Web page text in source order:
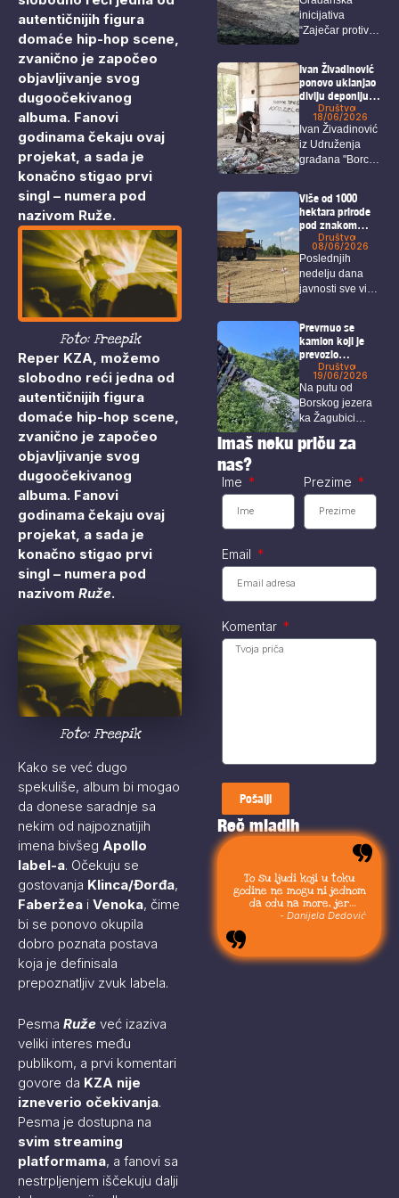
autentičnijih figura
domaće hip-hop scene,
zvanično je započeo
objavljivanje svog
dugoočekivanog
albuma. Fanovi
godinama čekaju ovaj
projekat, a sada je
konačno stigao prvi
singl – numera pod
nazivom Ruže.
Foto: Freepik
Reper KZA, možemo
slobodno reći jedna od
autentičnijih figura
domaće hip-hop scene,
zvanično je započeo
objavljivanje svog
dugoočekivanog
albuma. Fanovi
godinama čekaju ovaj
projekat, a sada je
konačno stigao prvi
singl – numera pod
nazivom Ruže.
Foto: Freepik
Kako se već dugo
spekuliše, album bi mogao
da donese saradnje sa
nekim od najpoznatijih
imena bivšeg Apollo
label-a. Očekuju se
gostovanja Klinca/Đorđa,
Faberžea i Venoka, čime
bi se ponovo okupila
dobro poznata postava
koja je definisala
prepoznatljiv zvuk labela.
Pesma Ruže već izaziva
veliki interes među
publikom, a prvi komentari
govore da KZA nije
izneverio očekivanja.
Pesma je dostupna na
svim streaming
platformama, a fanovi sa
nestrpljenjem iščekuju dalji
rudarenja
nadomak
Zaječara
inicijativa
“Zaječar protiv
želim da se
selim”...
Ivan Živadinović
ponovo uklanjao
divlju deponiju
koja ugrožava i
zdravlje i
bezbednost
građana Bora
Društvo
18/06/2026
Ivan Živadinović
iz Udruženja
građana "Borci
Više od 1000
hektara prirode
pod znakom
pitanja: U planu
je izgradnja
velikog
rudarskog
kompleksa u
Društvo
08/06/2026
Poslednjih
nedelju dana
javnosti sve više
Prevrnuo se
kamion koji je
prevozio
džinovsku elisu
za vetropark
kineskih
investitora na
Crnom vrhu kod
Borskog jezera
Društvo
19/06/2026
Na putu od
Borskog jezera
ka Žagubici
Imaš neku priču za
nas?
Ime Prezime
Email
Komentar
Pošalji
Reč mladih
To su ljudi koji u toku
godine ne mogu ni jednom
da odu na more, jer
moraju da budu uvek sa
- Danijela Dedović